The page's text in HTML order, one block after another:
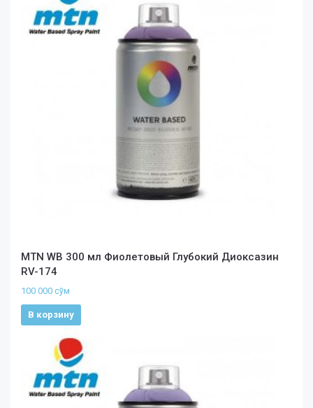
MTN WB 300 мл Фиолетовый Глубокий Диоксазин
RV-174
100 000 сўм
В корзину